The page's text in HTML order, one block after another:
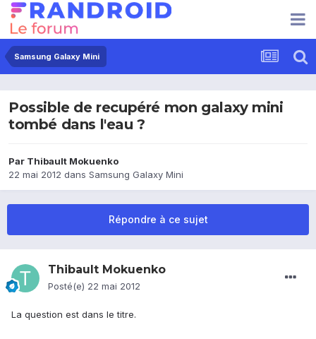
Samsung Galaxy Mini
Possible de recupéré mon galaxy mini
tombé dans l'eau ?
Par Thibault Mokuenko
22 mai 2012 dans Samsung Galaxy Mini
Répondre à ce sujet
Thibault Mokuenko
Posté(e) 22 mai 2012
La question est dans le titre.